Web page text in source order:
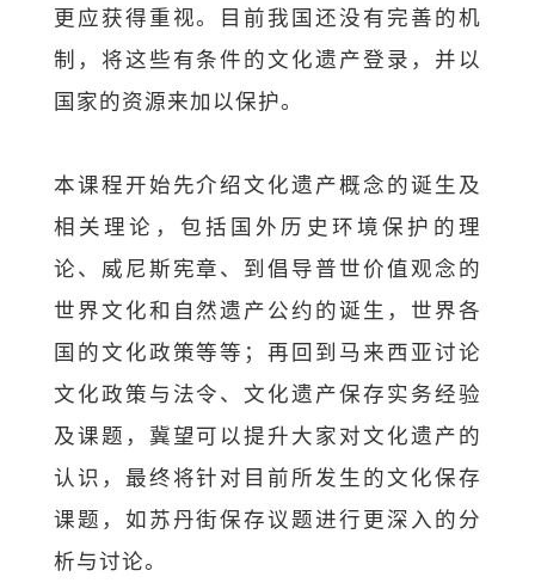
更应获得重视。目前我国还没有完善的机
制，将这些有条件的文化遗产登录，并以
国家的资源来加以保护。
本课程开始先介绍文化遗产概念的诞生及
相关理论，包括国外历史环境保护的理
论、威尼斯宪章、到倡导普世价值观念的
世界文化和自然遗产公约的诞生，世界各
国的文化政策等等；再回到马来西亚讨论
文化政策与法令、文化遗产保存实务经验
及课题，冀望可以提升大家对文化遗产的
认识，最终将针对目前所发生的文化保存
课题，如苏丹街保存议题进行更深入的分
析与讨论。